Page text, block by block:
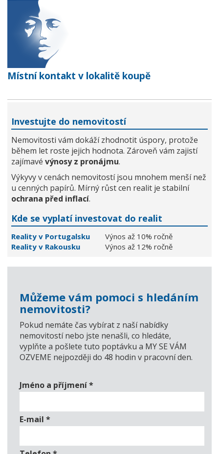
Místní kontakt v lokalitě koupě
Investujte do nemovitostí
Nemovitosti vám dokáží zhodnotit úspory, protože
během let roste jejich hodnota. Zároveň vám zajistí
zajímavé výnosy z pronájmu.
Výkyvy v cenách nemovitostí jsou mnohem menší než
u cenných papírů. Mírný růst cen realit je stabilní
ochrana před inflací.
Kde se vyplatí investovat do realit
Reality v Portugalsku
Výnos až 10% ročně
Reality v Rakousku
Výnos až 12% ročně
Můžeme vám pomoci s hledáním
nemovitosti?
Pokud nemáte čas vybírat z naší nabídky
nemovitostí nebo jste nenašli, co hledáte,
vyplňte a pošlete tuto poptávku a MY SE VÁM
OZVEME nejpozději do 48 hodin v pracovní den.
Jméno a příjmení*
E-mail *